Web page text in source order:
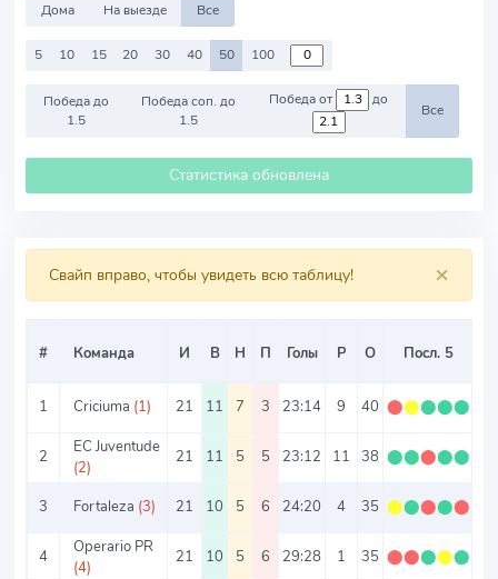
Дома На выезде Все
5 10 15 20 30 40 50 100
Победа до
1.5
Победа соп. до
1.5
Победа от до
Все
Статистика обновлена
×
Свайп вправо, чтобы увидеть всю таблицу!
# Команда И В Н П Голы Р О Посл. 5
1 Criciuma (1) 21 11 7 3 23:14 9 40 ⬤⬤⬤⬤⬤
2
EC Juventude
(2)
21 11 5 5 23:12 11 38 ⬤⬤⬤⬤⬤
3 Fortaleza (3) 21 10 5 6 24:20 4 35 ⬤⬤⬤⬤⬤
4
Operario PR
(4)
21 10 5 6 29:28 1 35 ⬤⬤⬤⬤⬤